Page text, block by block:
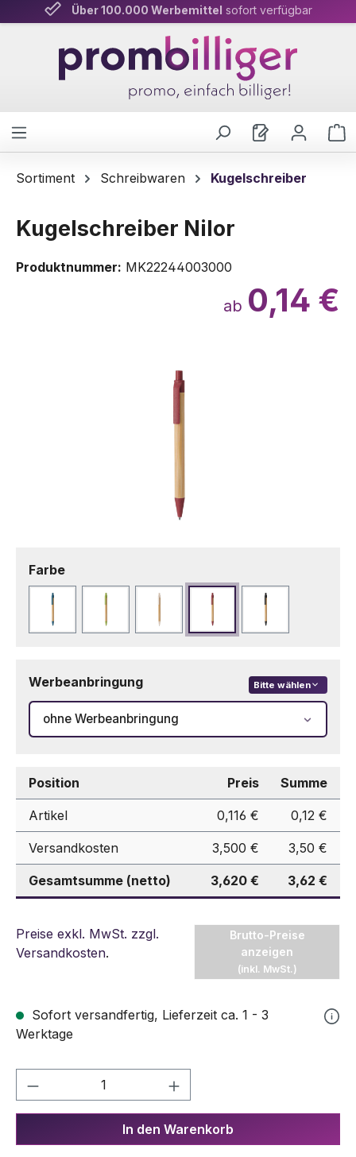
Zum Hauptinhalt springen
Über 100.000 Werbemittel sofort verfügbar
Persönliche Beratung& schnelle Lieferung
Sortiment Schreibwaren Kugelschreiber
Kugelschreiber Nilor
Produktnummer: MK22244003000
ab 0,14 €
Farbeauswählen
Blau Grün NaturfarbeRot Schwarz
Werbeanbringung Bitte wählen
ohne Werbeanbringung
Position Preis Summe
Artikel 0,116 € 0,12 €
Versandkosten 3,500 € 3,50 €
Gesamtsumme (netto) 3,620 € 3,62 €
Preise exkl. MwSt. zzgl.
Versandkosten.
Brutto-Preise
anzeigen
(inkl. MwSt.)
Sofort versandfertig, Lieferzeit ca. 1 - 3
Werktage
Produkt Anzahl: Gib den
In den Warenkorb